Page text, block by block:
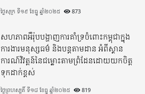
ថ្ងៃសុក្រ ទី១៩ ខែធ្នូ ឆ្នាំ២០២៥ 873
សហភាពអឺរ៉ុបបង្ហាញការគាំទ្រចំពោះកម្ពុជាក្នុង
ការងារមនុស្សធម៌ និងបន្តតាមដាន អំពីស្ថាន
ការណ៍វិវត្តន៍នៃជម្លោះតាមព្រំដែនដោយយកចិត្ត
ទុកដាក់ខ្ពស់
ថ្ងៃព្រហស្បតិ៍ ទី១៨ ខែធ្នូ ឆ្នាំ២០២៥ 819